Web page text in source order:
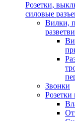
Розетки,
силовые
Вилки,
Звонки